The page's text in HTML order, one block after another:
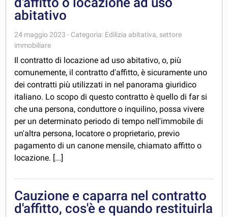
abitativo
24 maggio 2023 - Categoria: Edilizia abitativa, settore
immobiliare
Il contratto di locazione ad uso abitativo, o, più
comunemente, il contratto d'affitto, è sicuramente uno
dei contratti più utilizzati in nel panorama giuridico
italiano. Lo scopo di questo contratto è quello di far si
che una persona, conduttore o inquilino, possa vivere
per un determinato periodo di tempo nell'immobile di
un'altra persona, locatore o proprietario, previo
pagamento di un canone mensile, chiamato affitto o
locazione. [...]
Cauzione e caparra nel contratto
d'affitto, cos'è e quando restituirla